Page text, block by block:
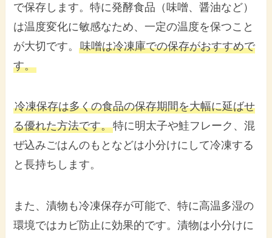
で保存します。特に発酵食品（味噌、醤油など）
は温度変化に敏感なため、一定の温度を保つこと
が大切です。味噌は冷凍庫での保存がおすすめで
す。
冷凍保存は多くの食品の保存期間を大幅に延ばせ
る優れた方法です。特に明太子や鮭フレーク、混
ぜ込みごはんのもとなどは小分けにして冷凍する
と長持ちします。
また、漬物も冷凍保存が可能で、特に高温多湿の
環境ではカビ防止に効果的です。漬物は小分けに